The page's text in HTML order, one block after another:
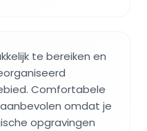
te bereiken en
Comfortabele
omdat je
opgravingen